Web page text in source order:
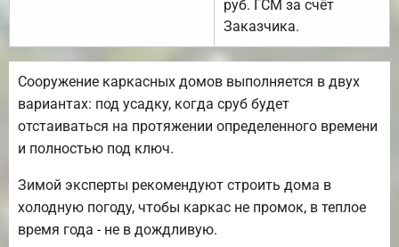
руб. ГСМ за счёт
Заказчика.
Сооружение каркасных домов выполняется в двух
вариантах: под усадку, когда сруб будет
отстаиваться на протяжении определенного времени
и полностью под ключ.
Зимой эксперты рекомендуют строить дома в
холодную погоду, чтобы каркас не промок, в теплое
время года - не в дождливую.